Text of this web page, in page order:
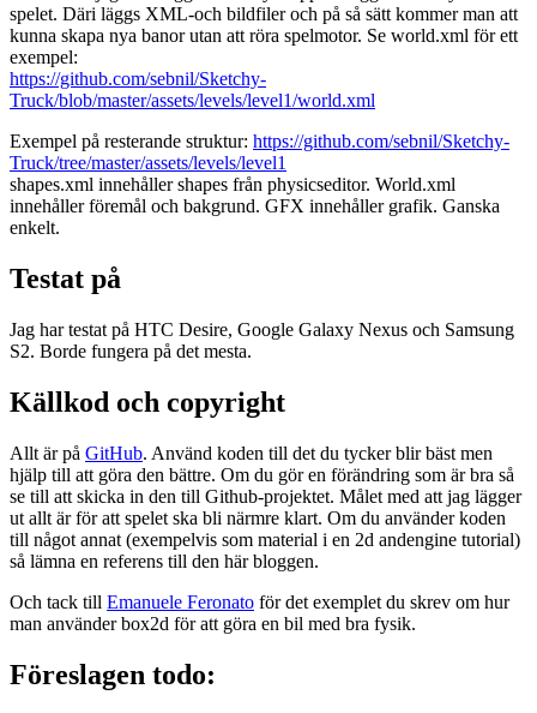
spelet. Däri läggs XML-och bildfiler och på så sätt kommer man att
kunna skapa nya banor utan att röra spelmotor. Se world.xml för ett
exempel:
https://github.com/sebnil/Sketchy-
Truck/blob/master/assets/levels/level1/world.xml
Exempel på resterande struktur: https://github.com/sebnil/Sketchy-
Truck/tree/master/assets/levels/level1
shapes.xml innehåller shapes från physicseditor. World.xml
innehåller föremål och bakgrund. GFX innehåller grafik. Ganska
enkelt.
Testat på
Jag har testat på HTC Desire, Google Galaxy Nexus och Samsung
S2. Borde fungera på det mesta.
Källkod och copyright
Allt är på GitHub. Använd koden till det du tycker blir bäst men
hjälp till att göra den bättre. Om du gör en förändring som är bra så
se till att skicka in den till Github-projektet. Målet med att jag lägger
ut allt är för att spelet ska bli närmre klart. Om du använder koden
till något annat (exempelvis som material i en 2d andengine tutorial)
så lämna en referens till den här bloggen.
Och tack till Emanuele Feronato för det exemplet du skrev om hur
man använder box2d för att göra en bil med bra fysik.
Föreslagen todo: